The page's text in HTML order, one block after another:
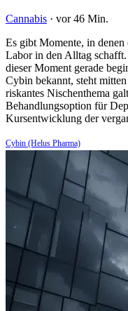
Cannabis · vor 46 Min.
Es gibt Momente, in
Labor in den Alltag
dieser Moment gerade
Cybin bekannt, steht
riskantes Nischenthema
Behandlungsoption für
Kursentwicklung der
Cybin (Helus Pharma)